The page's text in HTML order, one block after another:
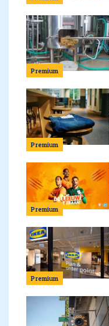
Premium
Premium
Premium
Premium